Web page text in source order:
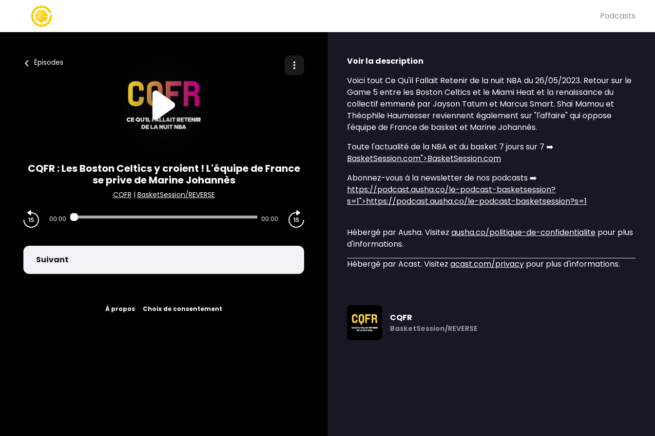
Podcasts
Épisodes
CQFR : Les Boston Celtics y croient ! L'équipe de France
se prive de Marine Johannès
CQFR | BasketSession/REVERSE
00:00 00:00
Suivant
À propos Choix de consentement
Voir la description
Voici tout Ce Qu'il Fallait Retenir de la nuit NBA du 26/05/2023. Retour sur le
Game 5 entre les Boston Celtics et le Miami Heat et la renaissance du
collectif emmené par Jayson Tatum et Marcus Smart. Shaï Mamou et
Théophile Haumesser reviennent également sur "l'affaire" qui oppose
l'équipe de France de basket et Marine Johannès.
Toute l'actualité de la NBA et du basket 7 jours sur 7 ➡️
BasketSession.com">BasketSession.com
Abonnez-vous à la newsletter de nos podcasts ➡️
https://podcast.ausha.co/le-podcast-basketsession?
s=1">https://podcast.ausha.co/le-podcast-basketsession?s=1
Hébergé par Ausha. Visitez ausha.co/politique-de-confidentialite pour plus
d'informations.
Hébergé par Acast. Visitez acast.com/privacy pour plus d'informations.
CQFR
BasketSession/REVERSE